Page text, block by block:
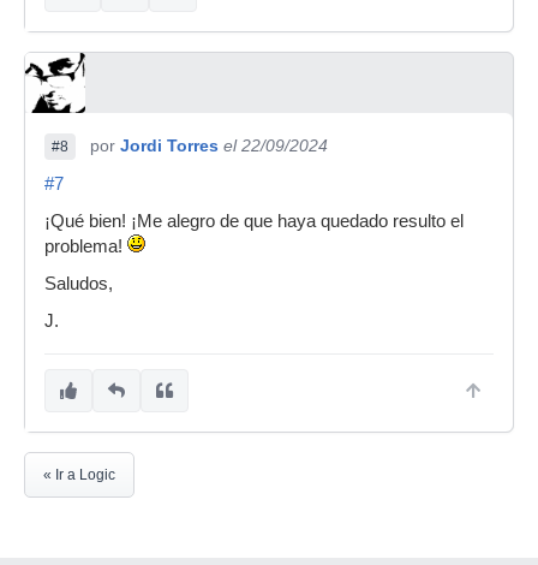
#8 por Jordi Torres el 22/09/2024
#7
¡Qué bien! ¡Me alegro de que haya quedado resulto el
problema!
Saludos,
J.
« Ir a Logic